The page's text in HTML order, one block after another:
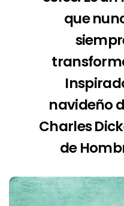
que
navideño
Charles
de